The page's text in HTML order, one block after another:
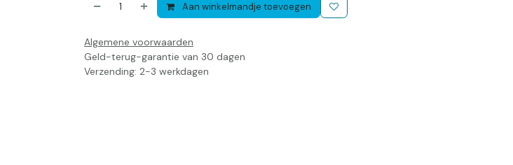
Aan winkelmandje toevoegen
Algemene voorwaarden
Geld-terug-garantie van 30 dagen
Verzending: 2-3 werkdagen